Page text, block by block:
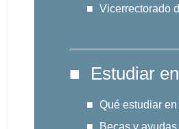
Vicerrectorado
Estudiar
Qué estudiar